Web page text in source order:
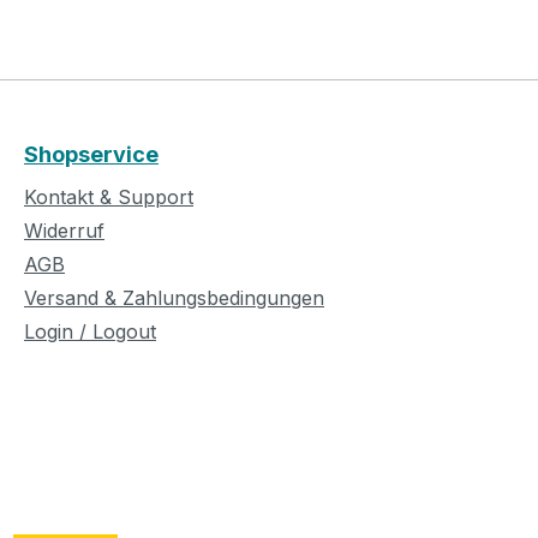
Shopservice
Kontakt & Support
Widerruf
AGB
Versand & Zahlungsbedingungen
Login / Logout